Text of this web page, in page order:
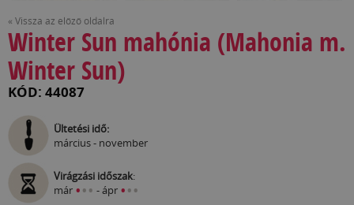
« Vissza az előző oldalra
Winter Sun mahónia (Mahonia m.
Winter Sun)
KÓD: 44087
Ültetési idő:
március - november
Virágzási időszak:
már ••• - ápr •••